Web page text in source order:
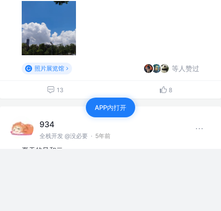
照片展览馆 等人赞过
13 8
934
全栈开发 @没必要 · 5年前
夏天的风和云
APP内打开